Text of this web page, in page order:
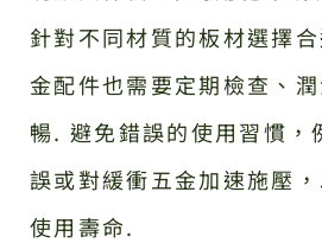
針對不同材質的板材選擇
金配件也需要定期檢查、
暢. 避免錯誤的使用習慣，
誤或對緩衝五金加速施壓
使用壽命.